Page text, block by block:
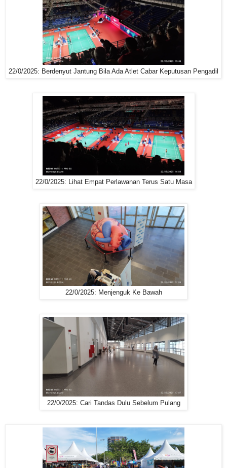
22/0/2025: Berdenyut Jantung Bila Ada Atlet Cabar Keputusan Pengadil
22/0/2025: Lihat Empat Perlawanan Terus Satu Masa
22/0/2025: Menjenguk Ke Bawah
22/0/2025: Cari Tandas Dulu Sebelum Pulang